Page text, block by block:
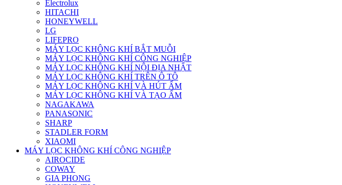
Electrolux
HITACHI
HONEYWELL
LG
LIFEPRO
MÁY LỌC KHÔNG KHÍ BẮT MUỖI
MÁY LỌC KHÔNG KHÍ CÔNG NGHIỆP
MÁY LỌC KHÔNG KHÍ NỘI ĐỊA NHẬT
MÁY LỌC KHÔNG KHÍ TRÊN Ô TÔ
MÁY LỌC KHÔNG KHÍ VÀ HÚT ẨM
MÁY LỌC KHÔNG KHÍ VÀ TẠO ẨM
NAGAKAWA
PANASONIC
SHARP
STADLER FORM
XIAOMI
MÁY LỌC KHÔNG KHÍ CÔNG NGHIỆP
AIROCIDE
COWAY
GIA PHONG